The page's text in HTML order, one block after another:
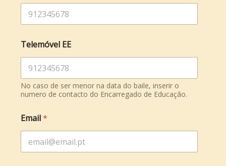
Telemóvel EE
No caso de ser menor na data do baile, inserir o
numero de contacto do Encarregado de Educação.
Email*